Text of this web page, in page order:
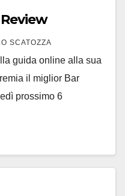
SCATOZZA
guida online alla sua
il miglior Bar
prossimo 6